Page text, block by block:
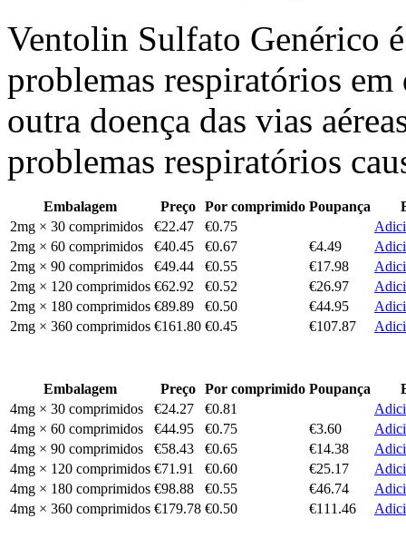
Ventolin Sulfato Genérico
problemas respiratórios em
outra doença das vias
problemas respiratórios
Embalagem Preço Por comprimido Poupança
2mg × 30 comprimidos
€22.47 €0.75
2mg × 60 comprimidos
€40.45 €0.67 €4.49
2mg × 90 comprimidos
€49.44 €0.55 €17.98
2mg × 120 comprimidos €62.92 €0.52 €26.97
2mg × 180 comprimidos €89.89 €0.50 €44.95
2mg × 360 comprimidos €161.80 €0.45 €107.87
Embalagem Preço Por comprimido Poupança
4mg × 30 comprimidos
€24.27 €0.81
4mg × 60 comprimidos
€44.95 €0.75 €3.60
4mg × 90 comprimidos
€58.43 €0.65 €14.38
4mg × 120 comprimidos €71.91 €0.60 €25.17
4mg × 180 comprimidos €98.88 €0.55 €46.74
4mg × 360 comprimidos €179.78 €0.50 €111.46